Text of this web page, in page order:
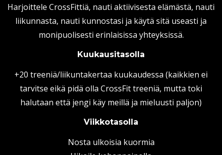
Harjoittele CrossFittiä, nauti aktiivisesta elämästä, nauti
liikunnasta, nauti kunnostasi ja käytä sitä useasti ja
monipuolisesti erinlaisissa yhteyksissä.
Kuukausitasolla
+20 treeniä/liikuntakertaa kuukaudessa (kaikkien ei
tarvitse eikä pidä olla CrossFit treeniä, mutta toki
halutaan että jengi käy meillä ja mieluusti paljon)
Viikkotasolla
Nosta ulkoisia kuormia